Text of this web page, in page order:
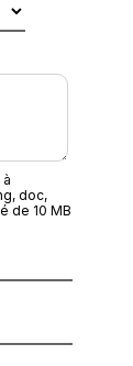
doc,
de 10 MB